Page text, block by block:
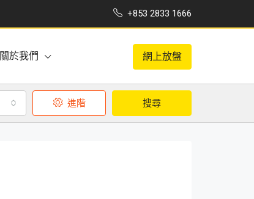
+853 2833 1666
關於我們 網上放盤
進階 搜尋